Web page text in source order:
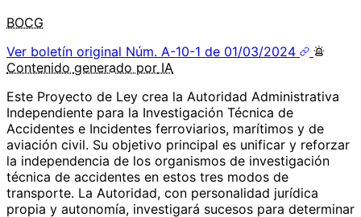
BOCG
Ver boletín original Núm. A-10-1 de 01/03/2024
Contenido generado por IA
Este Proyecto de Ley crea la Autoridad Administrativa
Independiente para la Investigación Técnica de
Accidentes e Incidentes ferroviarios, marítimos y de
aviación civil. Su objetivo principal es unificar y reforzar
la independencia de los organismos de investigación
técnica de accidentes en estos tres modos de
transporte. La Autoridad, con personalidad jurídica
propia y autonomía, investigará sucesos para determinar